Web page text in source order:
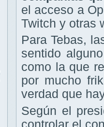
el acceso a
Twitch y otras
Para Tebas,
sentido
como la que
por mucho
verdad que
Según el
controlar el